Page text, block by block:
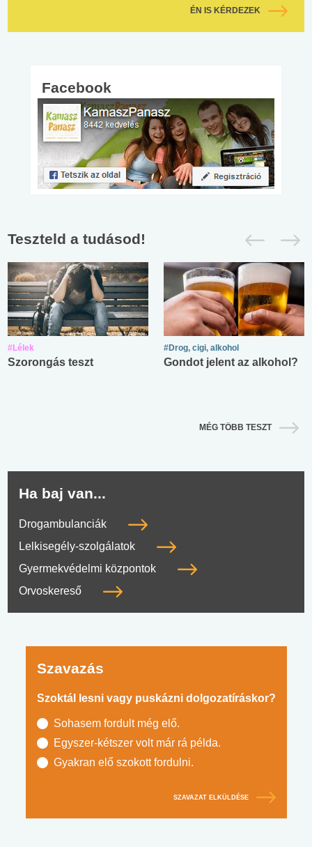
ÉN IS KÉRDEZEK
Facebook
Teszteld a tudásod!
#Lélek
Szorongás teszt
#Drog, cigi, alkohol
Gondot jelent az alkohol?
MÉG TÖBB TESZT
Ha baj van...
Drogambulanciák
Lelkisegély-szolgálatok
Gyermekvédelmi központok
Orvoskereső
Szavazás
Szoktál lesni vagy puskázni dolgozatíráskor?
Sohasem fordult még elő.
Egyszer-kétszer volt már rá példa.
Gyakran elő szokott fordulni.
SZAVAZAT ELKÜLDÉSE